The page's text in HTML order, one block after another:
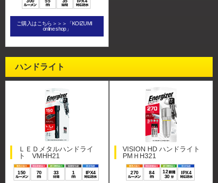
ご購入はこちら＞＞＞「KOIZUMI
online shop」
ハンドライト
ＬＥＤメタルハンドライ
ト VMHH21
150 70 33 1 IPX4
VISION HD ハンドライト
PMＨH321
270 84
12
30
IPX4